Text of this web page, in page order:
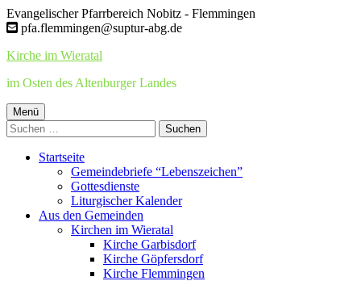
Springe
zum
Evangelischer Pfarrbereich Nobitz - Flemmingen
pfa.flemmingen@suptur-abg.de
Kirche im Wieratal
im Osten des Altenburger Landes
Primäres
Menü
Menü
Suchen
nach:
Startseite
Gemeindebriefe “Lebenszeichen”
Gottesdienste
Liturgischer Kalender
Aus den Gemeinden
Kirchen im Wieratal
Kirche Garbisdorf
Kirche Göpfersdorf
Kirche Flemmingen